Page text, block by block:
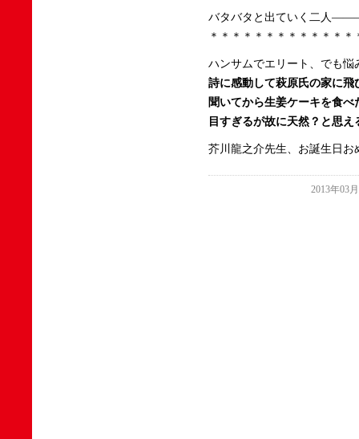
バタバタと出ていく二人
＊＊＊＊＊＊＊＊＊＊＊＊
ハンサムでエリート、でも
詩に感動して萩原氏の家に
聞いてから生姜ケーキを食
目すぎるが故に天然？と思
芥川龍之介先生、お誕生日
2013年03